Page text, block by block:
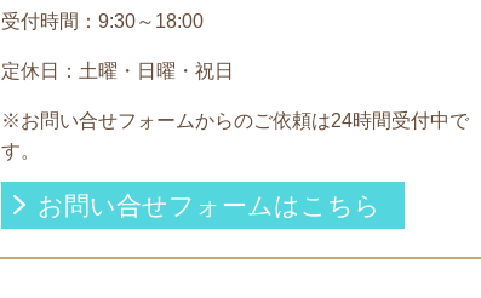
受付時間：9:30～18:00
定休日：土曜・日曜・祝日
※お問い合せフォームからのご依頼は24時間受付中で
す。
お問い合せフォームはこちら